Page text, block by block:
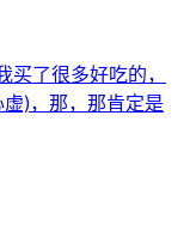
了很多好吃的，
)，那，那肯定是